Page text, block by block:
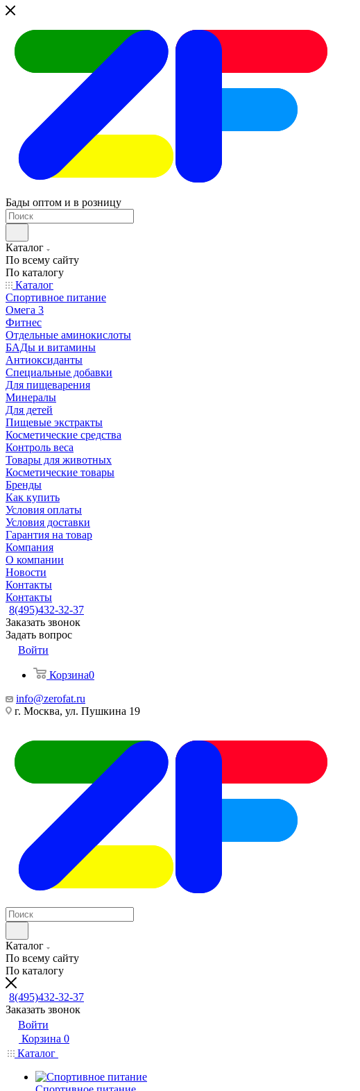
Бады оптом и в розницу
Каталог
По всему сайту
По каталогу
Каталог
Спортивное питание
Омега 3
Фитнес
Отдельные аминокислоты
БАДы и витамины
Антиоксиданты
Специальные добавки
Для пищеварения
Минералы
Для детей
Пищевые экстракты
Косметические средства
Контроль веса
Товары для животных
Косметические товары
Бренды
Как купить
Условия оплаты
Условия доставки
Гарантия на товар
Компания
О компании
Новости
Контакты
Контакты
8(495)432-32-37
Заказать звонок
Задать вопрос
Войти
Корзина0
info@zerofat.ru
г. Москва, ул. Пушкина 19
Каталог
По всему сайту
По каталогу
8(495)432-32-37
Заказать звонок
Войти
Корзина 0
Каталог